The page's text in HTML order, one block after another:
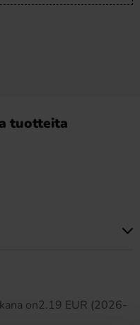
tuotteita
on2.19 EUR (2026-